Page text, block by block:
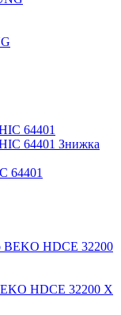
Знижка
64401
HDCE 32200 X